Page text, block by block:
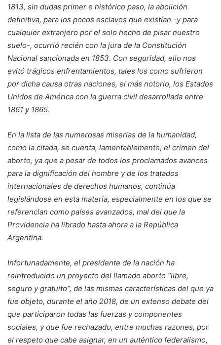
1813, sin dudas primer e histórico paso, la abolición
definitiva, para los pocos esclavos que existían -y para
cualquier extranjero por el solo hecho de pisar nuestro
suelo-, ocurrió recién con la jura de la Constitución
Nacional sancionada en 1853. Con seguridad, ello nos
evitó trágicos enfrentamientos, tales los como sufrieron
por dicha causa otras naciones, el más notorio, los Estados
Unidos de América con la guerra civil desarrollada entre
1861 y 1865.
En la lista de las numerosas miserias de la humanidad,
como la citada, se cuenta, lamentablemente, el crimen del
aborto, ya que a pesar de todos los proclamados avances
para la dignificación del hombre y de los tratados
internacionales de derechos humanos, continúa
legislándose en esta materia, especialmente en los que se
referencian como países avanzados, mal del que la
Providencia ha librado hasta ahora a la República
Argentina.
Infortunadamente, el presidente de la nación ha
reintroducido un proyecto del llamado aborto “libre,
seguro y gratuito”, de las mismas características del que ya
fue objeto, durante el año 2018, de un extenso debate del
que participaron todas las fuerzas y componentes
sociales, y que fue rechazado, entre muchas razones, por
el respeto que cabe asignar, en un auténtico federalismo,